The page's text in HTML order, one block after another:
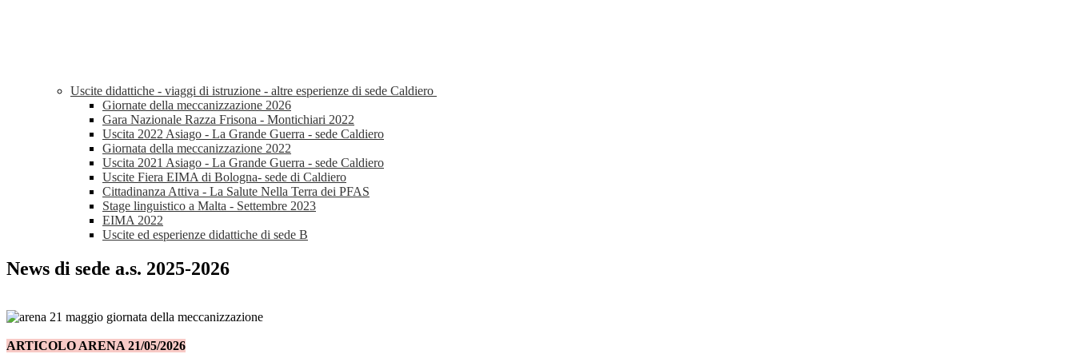
Uscite didattiche - viaggi di istruzione - altre esperienze di sede Caldiero
Giornate della meccanizzazione 2026
Gara Nazionale Razza Frisona - Montichiari 2022
Uscita 2022 Asiago - La Grande Guerra - sede Caldiero
Giornata della meccanizzazione 2022
Uscita 2021 Asiago - La Grande Guerra - sede Caldiero
Uscite Fiera EIMA di Bologna- sede di Caldiero
Cittadinanza Attiva - La Salute Nella Terra dei PFAS
Stage linguistico a Malta - Settembre 2023
EIMA 2022
Uscite ed esperienze didattiche di sede B
News di sede a.s. 2025-2026
ARTICOLO ARENA 21/05/2026